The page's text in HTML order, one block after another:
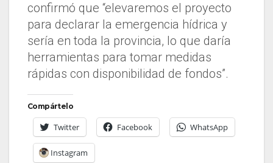
confirmó que “elevaremos el proyecto
para declarar la emergencia hídrica y
sería en toda la provincia, lo que daría
herramientas para tomar medidas
rápidas con disponibilidad de fondos”.
Compártelo
Twitter Facebook WhatsApp
Instagram